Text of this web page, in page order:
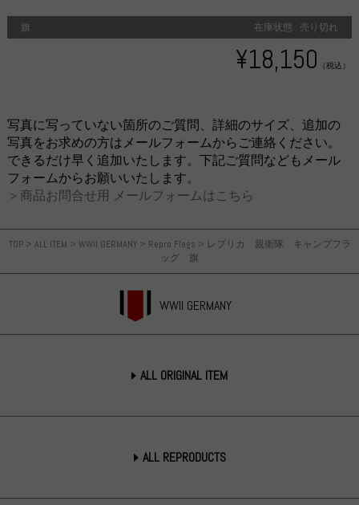
TOP> ALL ITEM > WWII GERMANY> Repro Flags > レプリカ 親衛隊 キャンプフラ
ッグ 旗
WWII GERMANY
ALL ORIGINAL ITEM
ALL REPRODUCTS
旗 在庫状態 : 売り切れ
¥18,150 （税込）
写真に写っていない箇所のご質問、詳細のサイズ、追加の
写真をお求めの方はメールフォームからご連絡ください。
できるだけ早く追加いたします。下記ご質問などもメール
フォームからお願いいたします。
＞商品お問合せ用 メールフォームはこちら